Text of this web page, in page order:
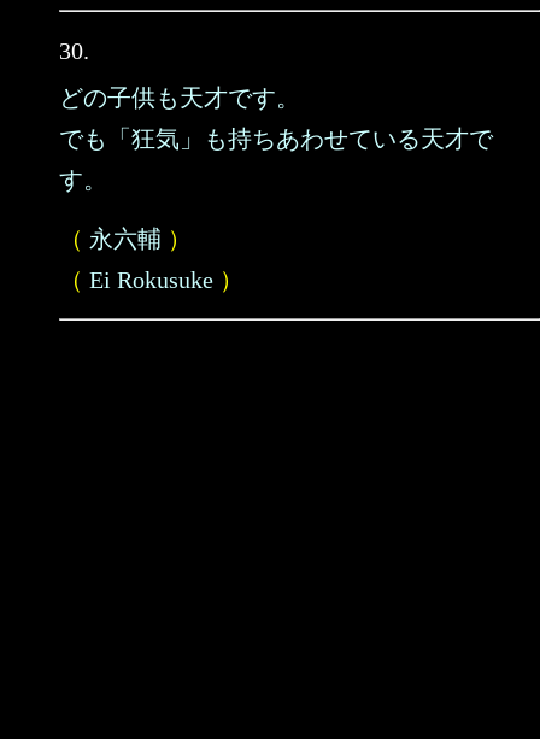
30.
どの子供も天才です。
でも「狂気」も持ちあわせている天才で
す。
（ 永六輔 ）
（ Ei Rokusuke ）